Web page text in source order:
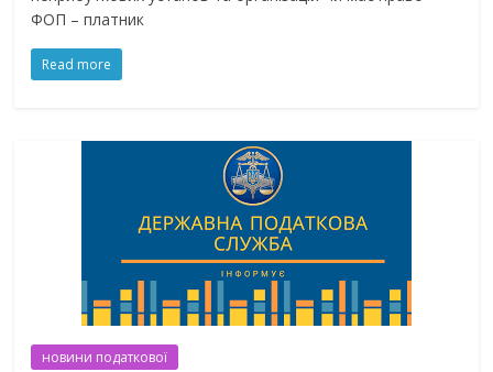
ФОП – платник
Read more
новини податкової